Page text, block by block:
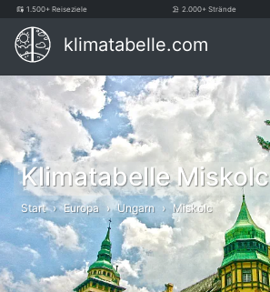
1.500+ Reiseziele 2.000+ Strände
klimatabelle.com
Klimatabelle Miskolc
Start Europa Ungarn Miskolc